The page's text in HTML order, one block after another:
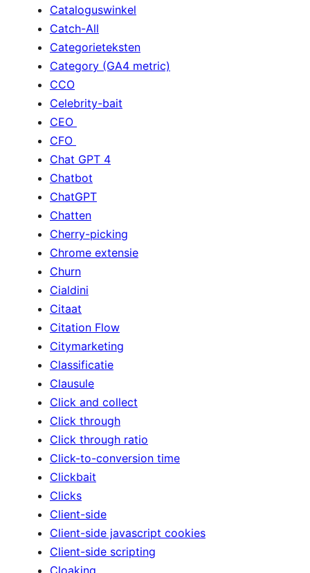
Cataloguswinkel
Catch-All
Categorieteksten
Category (GA4 metric)
CCO
Celebrity-bait
CEO
CFO
Chat GPT 4
Chatbot
ChatGPT
Chatten
Cherry-picking
Chrome extensie
Churn
Cialdini
Citaat
Citation Flow
Citymarketing
Classificatie
Clausule
Click and collect
Click through
Click through ratio
Click-to-conversion time
Clickbait
Clicks
Client-side
Client-side javascript cookies
Client-side scripting